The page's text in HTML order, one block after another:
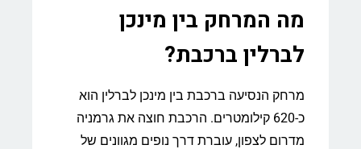
מה המרחק בין מינכן
לברלין ברכבת?
מרחק הנסיעה ברכבת בין מינכן לברלין הוא
כ-620 קילומטרים. הרכבת חוצה את גרמניה
מדרום לצפון, עוברת דרך נופים מגוונים של